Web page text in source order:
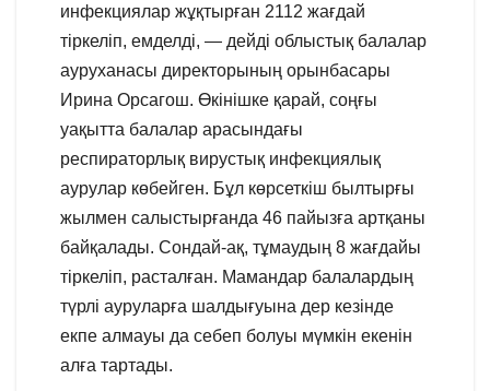
инфекциялар жұқтырған 2112 жағдай
тіркеліп, емделді, — дейді облыстық балалар
ауруханасы директорының орынбасары
Ирина Орсагош. Өкінішке қарай, соңғы
уақытта балалар арасындағы
респираторлық вирустық инфекциялық
аурулар көбейген. Бұл көрсеткіш былтырғы
жылмен салыстырғанда 46 пайызға артқаны
байқалады. Сондай-ақ, тұмаудың 8 жағдайы
тіркеліп, расталған. Мамандар балалардың
түрлі ауруларға шалдығуына дер кезінде
екпе алмауы да себеп болуы мүмкін екенін
алға тартады.